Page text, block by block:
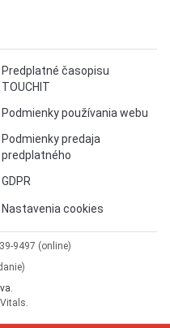
Predplatné časopisu
TOUCHIT
Podmienky používania webu
Podmienky predaja
predplatného
GDPR
Nastavenia cookies
9497 (online)
.